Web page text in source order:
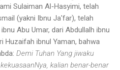
Sulaiman Al-Hasyimi, telah
(yakni Ibnu Ja'far), telah
Abu Umar, dari Abdullalh ibnu
Huzaifah ibnul Yaman, bahwa
Demi Tuhan Yang jiwaku
kalian benar-benar